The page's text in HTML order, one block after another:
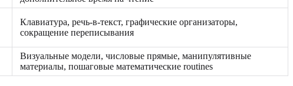
Клавиатура, речь-в-текст, графические организаторы,
сокращение переписывания
Визуальные модели, числовые прямые, манипулятивные
материалы, пошаговые математические routines